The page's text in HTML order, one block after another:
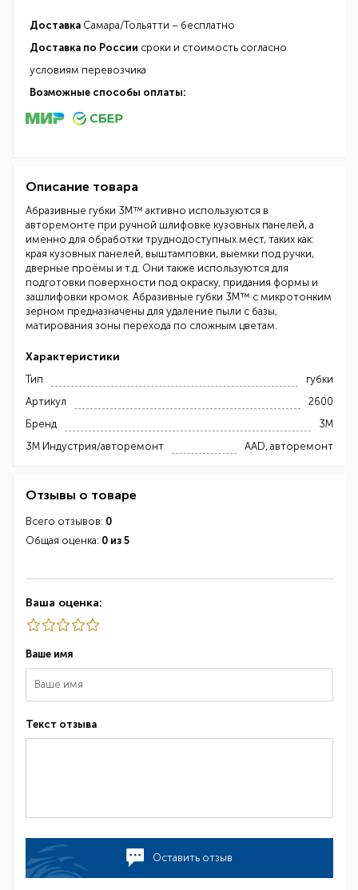
Доставка Самара/Тольятти – бесплатно
Доставка по России сроки и стоимость согласно
условиям перевозчика
Возможные способы оплаты:
Описание товара
Абразивные губки 3M™ активно используются в
авторемонте при ручной шлифовке кузовных панелей, а
именно для обработки труднодоступных мест, таких как:
края кузовных панелей, выштамповки, выемки под ручки,
дверные проёмы и т.д. Они также используются для
подготовки поверхности под окраску, придания формы и
зашлифовки кромок. Абразивные губки 3M™ с микротонким
зерном предназначены для удаление пыли с базы,
матирования зоны перехода по сложным цветам.
Характеристики
Тип
губки
Артикул
2600
Бренд
3М
3М Индустрия/авторемонт
AAD, авторемонт
Отзывы о товаре
Всего отзывов: 0
Общая оценка: 0 из 5
Ваша оценка:
Ваше имя
Текст отзыва
Оставить отзыв